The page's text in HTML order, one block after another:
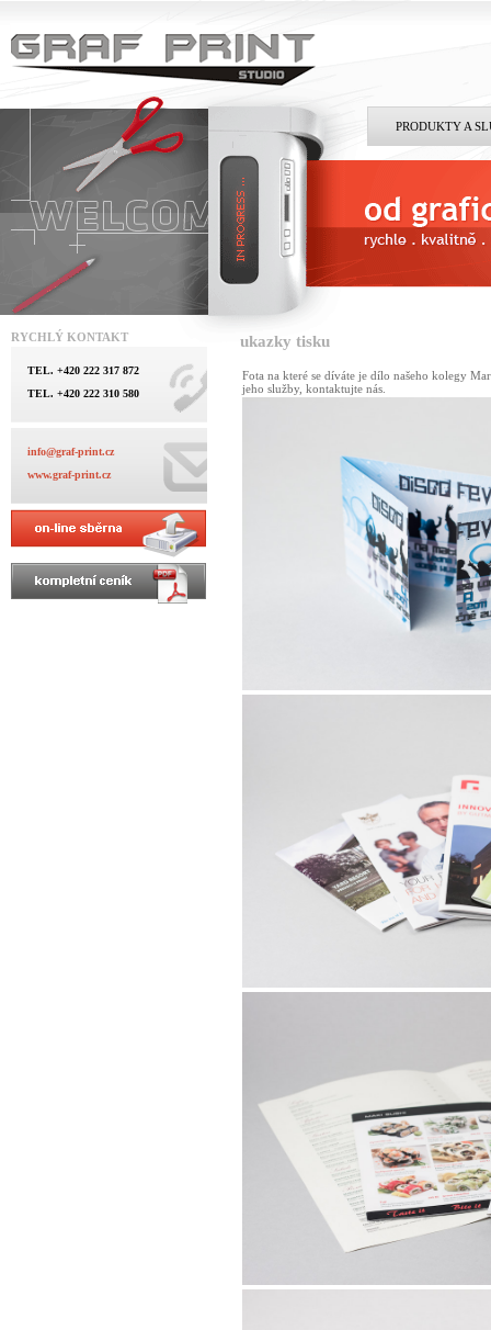
PRODUKTY A
ukazky tisku
Fota na které se díváte je dílo našeho kolegy
jeho služby, kontaktujte nás.
RYCHLÝ KONTAKT
TEL. +420 222 317 872
TEL. +420 222 310 580
info@graf-print.cz
www.graf-print.cz